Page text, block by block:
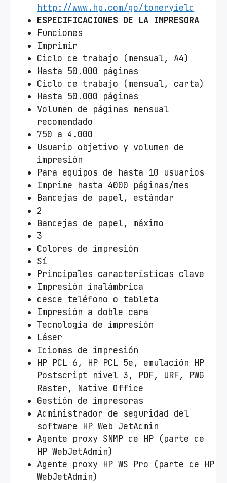
http://www.hp.com/go/toneryield
ESPECIFICACIONES DE LA IMPRESORA
Funciones
Imprimir
Ciclo de trabajo (mensual, A4)
Hasta 50.000 páginas
Ciclo de trabajo (mensual, carta)
Hasta 50.000 páginas
Volumen de páginas mensual
recomendado
750 a 4.000
Usuario objetivo y volumen de
impresión
Para equipos de hasta 10 usuarios
Imprime hasta 4000 páginas/mes
Bandejas de papel, estándar
2
Bandejas de papel, máximo
3
Colores de impresión
Sí
Principales características clave
Impresión inalámbrica
desde teléfono o tableta
Impresión a doble cara
Tecnología de impresión
Láser
Idiomas de impresión
HP PCL 6, HP PCL 5e, emulación HP
Postscript nivel 3, PDF, URF, PWG
Raster, Native Office
Gestión de impresoras
Administrador de seguridad del
software HP Web JetAdmin
Agente proxy SNMP de HP (parte de
HP WebJetAdmin)
Agente proxy HP WS Pro (parte de HP
WebJetAdmin)